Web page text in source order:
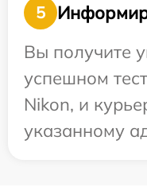
5
Вы получите
успешном
Nikon, и
указанному